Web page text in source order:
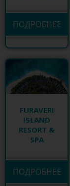
ПОДРОБНЕЕ
FURAVERI
ISLAND
RESORT &
SPA
ПОДРОБНЕЕ